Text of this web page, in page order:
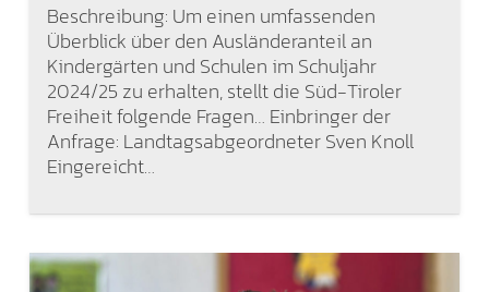
Beschreibung: Um einen umfassenden
Überblick über den Ausländeranteil an
Kindergärten und Schulen im Schuljahr
2024/25 zu erhalten, stellt die Süd-Tiroler
Freiheit folgende Fragen… Einbringer der
Anfrage: Landtagsabgeordneter Sven Knoll
Eingereicht…